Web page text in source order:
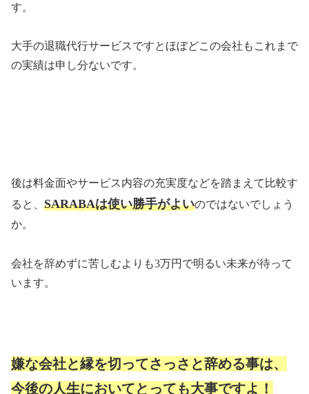
す。
大手の退職代行サービスですとほぼどこの会社もこれまで
の実績は申し分ないです。
後は料金面やサービス内容の充実度などを踏まえて比較す
ると、 SARABAは使い勝手がよいのではないでしょう
か。
会社を辞めずに苦しむよりも3万円で明るい未来が待って
います。
嫌な会社と縁を切ってさっさと辞める事は、
今後の人生においてとっても大事ですよ！